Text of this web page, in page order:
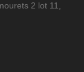
2 lot 11,